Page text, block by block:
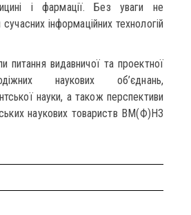
і фармації. Без уваги не
інформаційних технологій
питання видавничої та проектної
наукових об’єднань,
науки, а також перспективи
наукових товариств ВМ(Ф)НЗ